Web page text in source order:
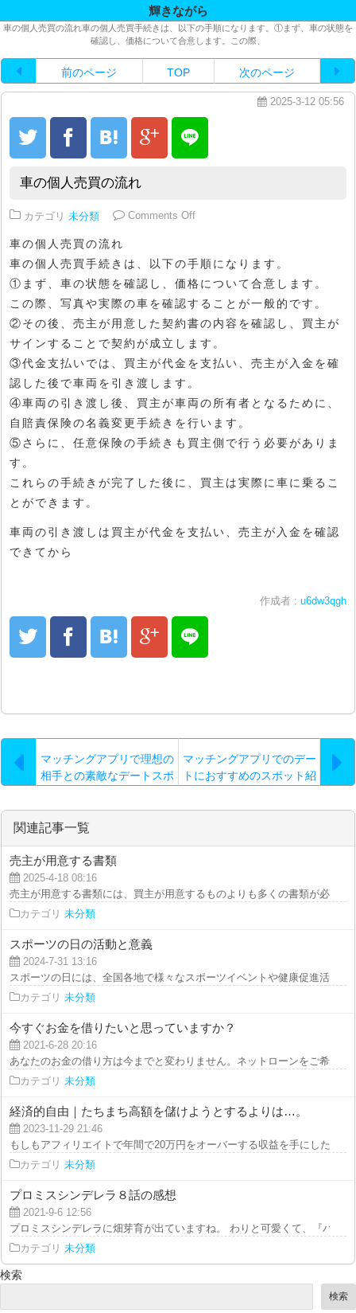
輝きながら
車の個人売買の流れ車の個人売買手続きは、以下の手順になります。①まず、車の状態を
確認し、価格について合意します。この際、
前のページ TOP 次のページ
2025-3-12 05:56
車の個人売買の流れ
カテゴリ 未分類 Comments Offon 車の個人売買の流れ
車の個人売買の流れ
車の個人売買手続きは、以下の手順になります。
①まず、車の状態を確認し、価格について合意します。
この際、写真や実際の車を確認することが一般的です。
②その後、売主が用意した契約書の内容を確認し、買主が
サインすることで契約が成立します。
③代金支払いでは、買主が代金を支払い、売主が入金を確
認した後で車両を引き渡します。
④車両の引き渡し後、買主が車両の所有者となるために、
自賠責保険の名義変更手続きを行います。
⑤さらに、任意保険の手続きも買主側で行う必要がありま
す。
これらの手続きが完了した後に、買主は実際に車に乗るこ
とができます。
車両の引き渡しは買主が代金を支払い、売主が入金を確認
できてから
作成者 : u6dw3qgh
マッチングアプリで理想の
相手との素敵なデートスポ
マッチングアプリでのデー
トにおすすめのスポット紹
関連記事一覧
売主が用意する書類
2025-4-18 08:16
売主が用意する書類には、買主が用意するものよりも多くの書類が必要と
カテゴリ 未分類
スポーツの日の活動と意義
2024-7-31 13:16
スポーツの日には、全国各地で様々なスポーツイベントや健康促進活動が
カテゴリ 未分類
今すぐお金を借りたいと思っていますか？
2021-6-28 20:16
あなたのお金の借り方は今までと変わりません。ネットローンをご希望の
カテゴリ 未分類
経済的自由｜たちまち高額を儲けようとするよりは…。
2023-11-29 21:46
もしもアフィリエイトで年間で20万円をオーバーする収益を手にした場合
カテゴリ 未分類
プロミスシンデレラ８話の感想
2021-9-6 12:56
プロミスシンデレラに畑芽育が出ていますね。 わりと可愛くて、『ハコ
カテゴリ 未分類
検索
検索